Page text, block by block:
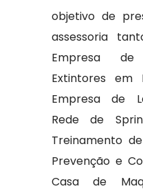
objetivo de
assessoria
Empresa
Extintores em
Empresa de
Rede de
Treinamento
Prevenção e
Casa de